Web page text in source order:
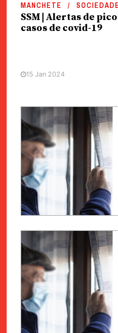
MANCHETE SOCIEDADE
SSM | Alertas de
casos de covid-19
15 Jan 2024